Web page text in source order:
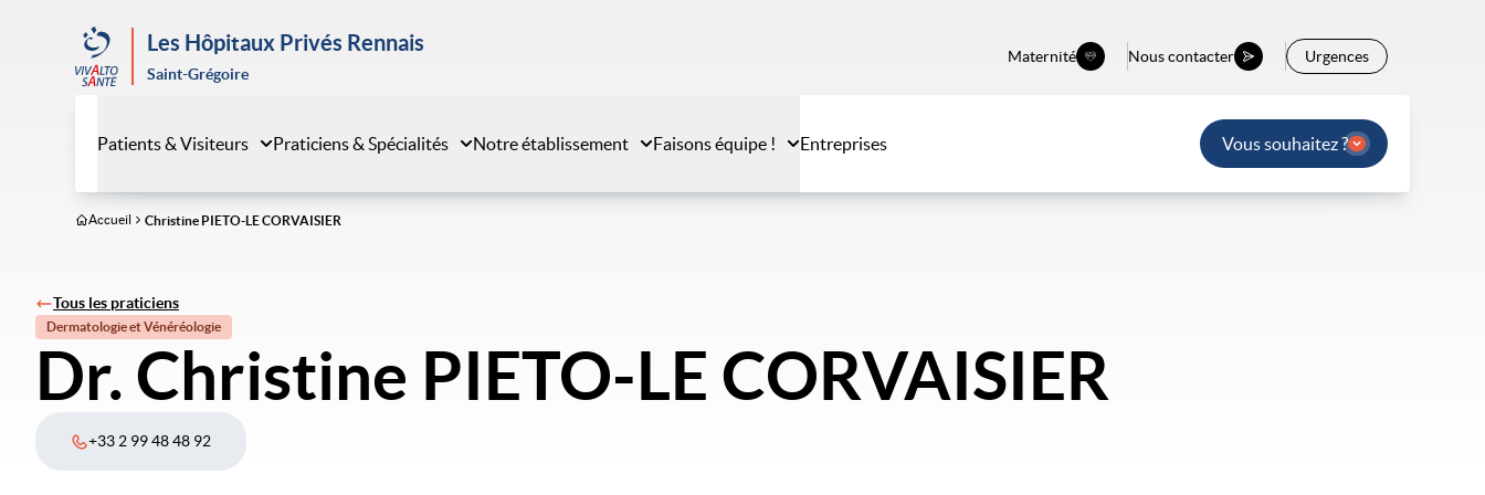
Les Hôpitaux Privés Rennais
Saint-Grégoire
Maternité Nous contacter Urgences
Patients & Visiteurs Praticiens & Spécialités Notre établissement Faisons équipe ! Entreprises Vous souhaitez ?
Accueil Christine PIETO-LE CORVAISIER
Tous les praticiens
Dermatologie et Vénéréologie
Dr. Christine PIETO-LE CORVAISIER
+33 2 99 48 48 92